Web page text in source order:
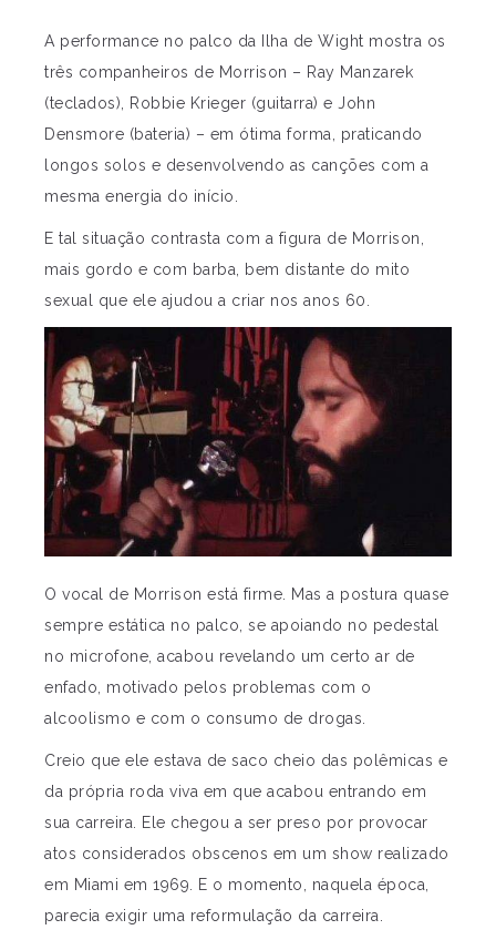
A performance no palco da Ilha de Wight mostra os
três companheiros de Morrison – Ray Manzarek
(teclados), Robbie Krieger (guitarra) e John
Densmore (bateria) – em ótima forma, praticando
longos solos e desenvolvendo as canções com a
mesma energia do início.
E tal situação contrasta com a figura de Morrison,
mais gordo e com barba, bem distante do mito
sexual que ele ajudou a criar nos anos 60.
O vocal de Morrison está firme. Mas a postura quase
sempre estática no palco, se apoiando no pedestal
no microfone, acabou revelando um certo ar de
enfado, motivado pelos problemas com o
alcoolismo e com o consumo de drogas.
Creio que ele estava de saco cheio das polêmicas e
da própria roda viva em que acabou entrando em
sua carreira. Ele chegou a ser preso por provocar
atos considerados obscenos em um show realizado
em Miami em 1969. E o momento, naquela época,
parecia exigir uma reformulação da carreira.